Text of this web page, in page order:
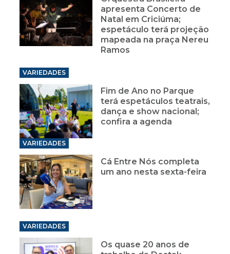
apresenta Concerto de
Natal em Criciúma;
espetáculo terá projeção
mapeada na praça Nereu
Ramos
VARIEDADES
Fim de Ano no Parque
terá espetáculos teatrais,
dança e show nacional;
confira a agenda
VARIEDADES
Cá Entre Nós completa
um ano nesta sexta-feira
VARIEDADES
Os quase 20 anos de